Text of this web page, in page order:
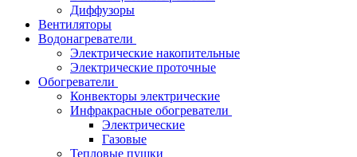
Диффузоры
Вентиляторы
Водонагреватели
Электрические накопительные
Электрические проточные
Обогреватели
Конвекторы электрические
Инфракрасные обогреватели
Электрические
Газовые
Тепловые пушки